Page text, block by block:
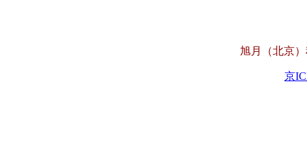
旭月（北京
京